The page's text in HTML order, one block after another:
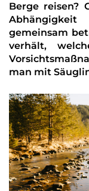
Berge reisen?
gemeinsam
verhält,
man mit